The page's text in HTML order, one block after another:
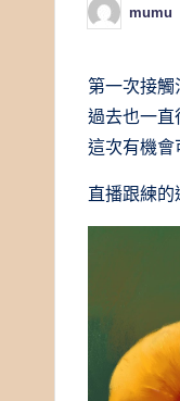
Posted
by
mumu
第一次接觸
過去也一直
這次有機會
直播跟練的